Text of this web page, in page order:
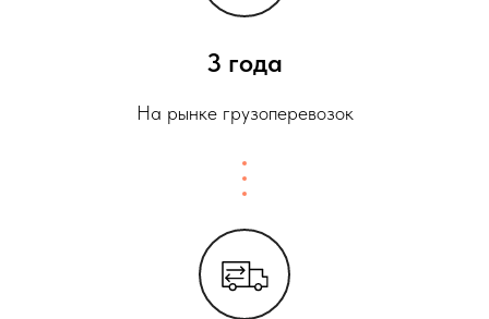
3 года
На рынке грузоперевозок